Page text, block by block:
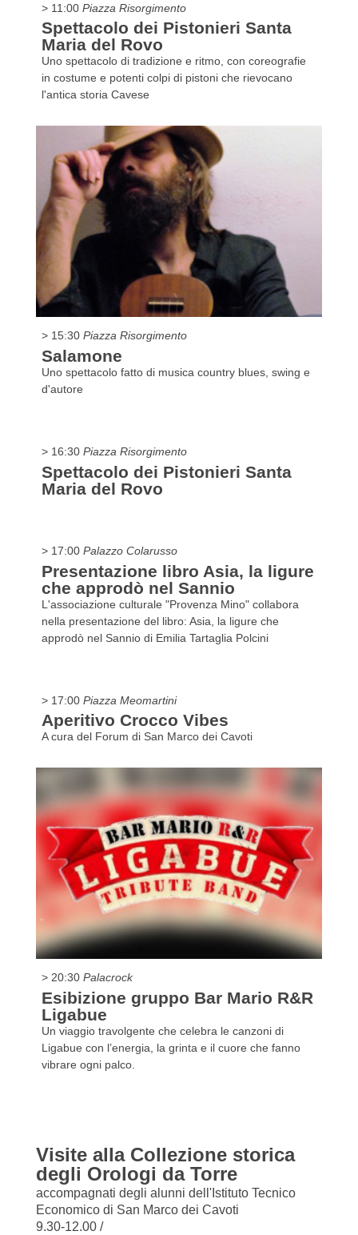
> 11:00 Piazza Risorgimento
Spettacolo dei Pistonieri Santa
Maria del Rovo
Uno spettacolo di tradizione e ritmo, con coreografie
in costume e potenti colpi di pistoni che rievocano
l'antica storia Cavese
> 15:30 Piazza Risorgimento
Salamone
Uno spettacolo fatto di musica country blues, swing e
d'autore
> 16:30 Piazza Risorgimento
Spettacolo dei Pistonieri Santa
Maria del Rovo
> 17:00 Palazzo Colarusso
Presentazione libro Asia, la ligure
che approdò nel Sannio
L'associazione culturale "Provenza Mino" collabora
nella presentazione del libro: Asia, la ligure che
approdò nel Sannio di Emilia Tartaglia Polcini
> 17:00 Piazza Meomartini
Aperitivo Crocco Vibes
A cura del Forum di San Marco dei Cavoti
> 20:30 Palacrock
Esibizione gruppo Bar Mario R&R
Ligabue
Un viaggio travolgente che celebra le canzoni di
Ligabue con l’energia, la grinta e il cuore che fanno
vibrare ogni palco.
Visite alla Collezione storica
degli Orologi da Torre
accompagnati degli alunni dell'Istituto Tecnico
Economico di San Marco dei Cavoti
9.30-12.00 /